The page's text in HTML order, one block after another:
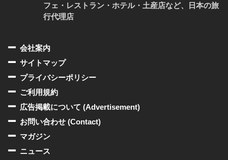
フェ・レストラン・ホテル・土産店など、日本の旅
行代理店
会社案内
サイトマップ
プライバシーポリシー
ご利用規約
広告掲載について (Advertisement)
お問い合わせ (Contact)
マガジン
ニュース